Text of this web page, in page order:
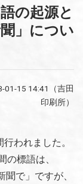
の起源と
」につい
01-15 14:41
（吉田
印刷所）
われました。
標語は、
聞で」ですが、